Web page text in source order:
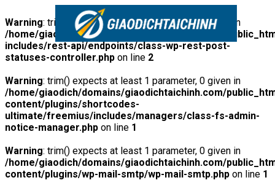
Warning: trim() expects at least 1 parameter, 0 given in
/home/giaodich/domains/giaodichtaichinh.com/
includes/rest-api/endpoints/class-wp-rest-post-
statuses-controller.php on line 2
Warning: trim() expects at least 1 parameter, 0 given in
/home/giaodich/domains/giaodichtaichinh.com/
content/plugins/shortcodes-
ultimate/freemius/includes/managers/class-fs-admin-
notice-manager.php on line 1
Warning: trim() expects at least 1 parameter, 0 given in
/home/giaodich/domains/giaodichtaichinh.com/
content/plugins/wp-mail-smtp/wp-mail-smtp.php on line 1